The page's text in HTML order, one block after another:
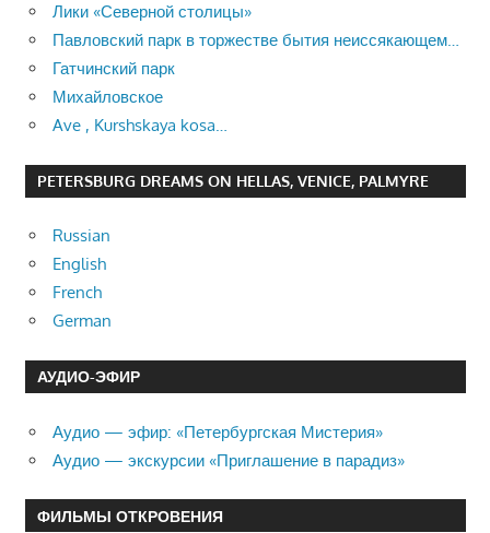
Лики «Северной столицы»
Павловский парк в торжестве бытия неиссякающем…
Гатчинский парк
Михайловское
Ave , Kurshskaya kosa…
PETERSBURG DREAMS ON HELLAS, VENICE, PALMYRE
Russian
English
French
German
АУДИО-ЭФИР
Аудио — эфир: «Петербургская Мистерия»
Аудио — экскурсии «Приглашение в парадиз»
ФИЛЬМЫ ОТКРОВЕНИЯ